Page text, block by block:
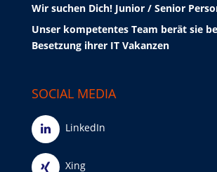
Wir suchen Dich! Junior / Senior
Unser kompetentes Team berät sie
Besetzung ihrer IT Vakanzen
SOCIAL MEDIA
LinkedIn
Xing